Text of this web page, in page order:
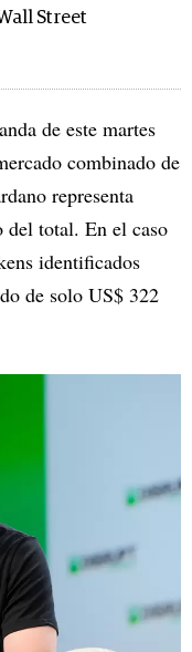
Street
de este martes
combinado de
representa
total. En el caso
identificados
de solo US$ 322